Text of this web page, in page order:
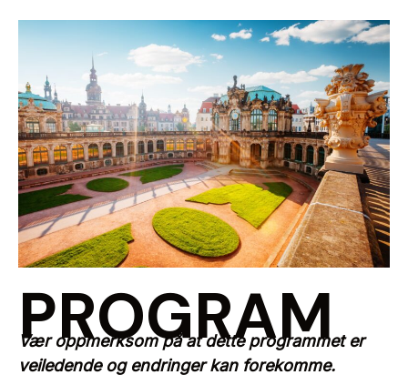
PROGRAM
Vær oppmerksom på at dette programmet er
veiledende og endringer kan forekomme.